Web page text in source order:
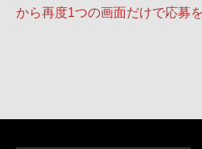
から再度1つの画面だけで応募